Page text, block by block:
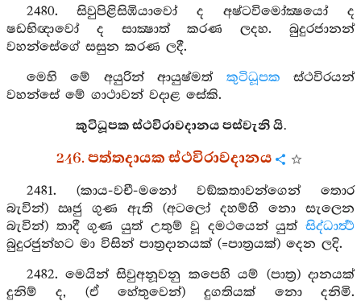
2480. සිවුපිළිසිඹියාවෝ ද අෂ්ටවිමෝක්‍ෂයෝ ද
ෂඩභිඥාවෝ ද සාක්‍ෂාත් කරණ ලදහ. බුදුරජානන්
වහන්සේගේ සසුන කරණ ලදී.
මෙහි මේ අයුරින් ආයුෂ්මත් කුටිධූපක ස්ථවිරයන්
වහන්සේ මේ ගාථාවන් වදාළ සේකි.
කුටිධූපක ස්ථවිරාවදානය පස්වැනි යි.
246. පත්තදායක ස්ථවිරාවදානය
2481. (කාය-වචී-මනෝ වඞ්කතාවන්ගෙන් තොර
බැවින්) ඍජු ගුණ ඇති (අටලෝ දහම්හි නො සැලෙන
බැවින්) තාදී ගුණ යුත් උතුම් වූ දමථයෙන් යුත් සිද්ධාර්‍ත්‍ථ
බුදුරජුන්හට මා විසින් පාත්‍රදානයක් (=පාත්‍රයක්) දෙන ලදි.
2482. මෙයින් සිවුඅනූවනු කපෙහි යම් (පාත්‍ර) දානයක්
දුනිම් ද, (ඒ හේතුවෙන්) දුගතියක් නො දනිමි.